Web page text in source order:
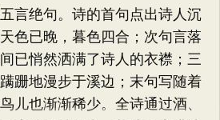
绝句。诗的首句点出诗人沉
色已晚，暮色四合；次句言落
已悄然洒满了诗人的衣襟；三
跚地漫步于溪边；末句写随着
儿也渐渐稀少。全诗通过酒、